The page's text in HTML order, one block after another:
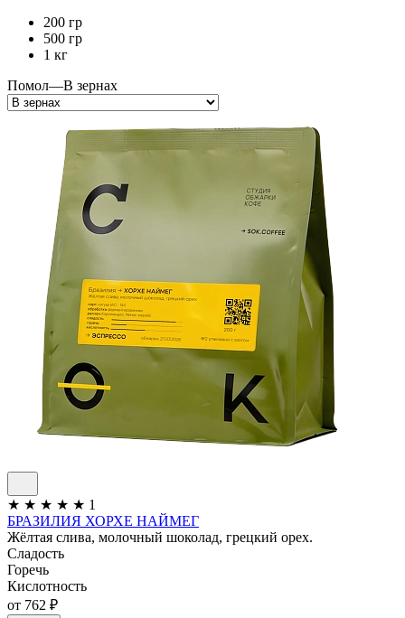
200 гр
500 гр
1 кг
Помол—В зернах
★ ★ ★ ★ ★ 1
БРАЗИЛИЯ ХОРХЕ НАЙМЕГ
Жёлтая слива, молочный шоколад, грецкий орех.
Сладость
Горечь
Кислотность
от 762 ₽